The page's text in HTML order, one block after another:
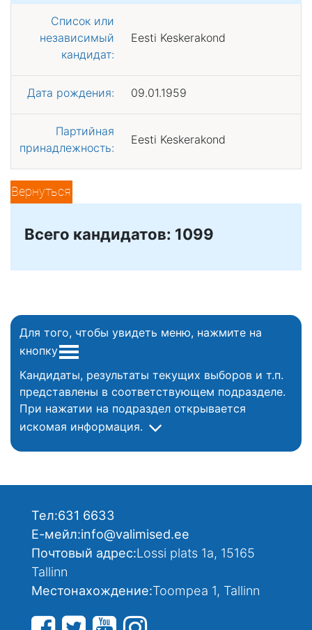
Список или
независимый
кандидат:
Eesti Keskerakond
Дата рождения: 09.01.1959
Партийная
принадлежность:
Eesti Keskerakond
Вернуться
Всего кандидатов: 1099
Для того, чтобы увидеть меню, нажмите на
кнопку
Кандидаты, результаты текущих выборов и т.п.
представлены в соответствующем подразделе.
При нажатии на подраздел открывается
искомая информация.
Тел:631 6633
Е-мейл:info@valimised.ee
Почтовый адрес:Lossi plats 1a, 15165
Tallinn
Местонахождение:Toompea 1, Tallinn